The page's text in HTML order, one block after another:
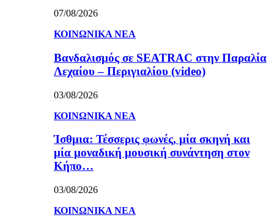
07/08/2026
ΚΟΙΝΩΝΙΚΑ ΝΕΑ
Βανδαλισμός σε SEATRAC στην Παραλία
Λεχαίου – Περιγιαλίου (video)
03/08/2026
ΚΟΙΝΩΝΙΚΑ ΝΕΑ
Ίσθμια: Τέσσερις φωνές, μία σκηνή και
μία μοναδική μουσική συνάντηση στον
Κήπο…
03/08/2026
ΚΟΙΝΩΝΙΚΑ ΝΕΑ